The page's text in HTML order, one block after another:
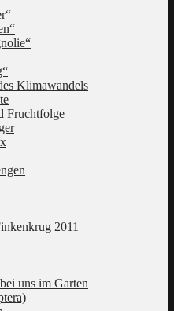
Klimawandels
Fruchtfolge
2011
uns im Garten